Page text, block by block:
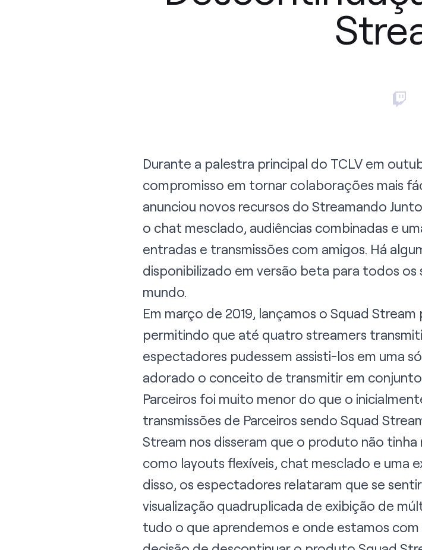
Durante a palestra principal do TCLV em
compromisso em tornar colaborações mais
anunciou novos recursos do Streamando
o chat mesclado, audiências combinadas e
entradas e transmissões com amigos. Há
disponibilizado em versão beta para todos
mundo.
Em março de 2019, lançamos o Squad
permitindo que até quatro streamers
espectadores pudessem assisti-los em uma
adorado o conceito de transmitir em
Parceiros foi muito menor do que o
transmissões de Parceiros sendo Squad
Stream nos disseram que o produto não
como layouts flexíveis, chat mesclado e uma
disso, os espectadores relataram que se
visualização quadruplicada de exibição de
tudo o que aprendemos e onde estamos